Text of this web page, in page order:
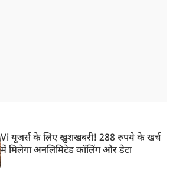
Vi यूजर्स के लिए खुशखबरी! 288 रुपये के खर्च
में मिलेगा अनलिमिटेड कॉलिंग और डेटा